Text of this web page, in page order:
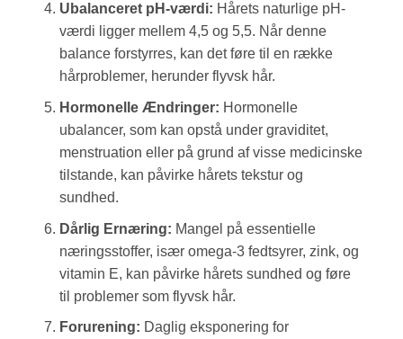
Ubalanceret pH-værdi: Hårets naturlige pH-
værdi ligger mellem 4,5 og 5,5. Når denne
balance forstyrres, kan det føre til en række
hårproblemer, herunder flyvsk hår.
Hormonelle Ændringer: Hormonelle
ubalancer, som kan opstå under graviditet,
menstruation eller på grund af visse medicinske
tilstande, kan påvirke hårets tekstur og
sundhed.
Dårlig Ernæring: Mangel på essentielle
næringsstoffer, især omega-3 fedtsyrer, zink, og
vitamin E, kan påvirke hårets sundhed og føre
til problemer som flyvsk hår.
Forurening: Daglig eksponering for